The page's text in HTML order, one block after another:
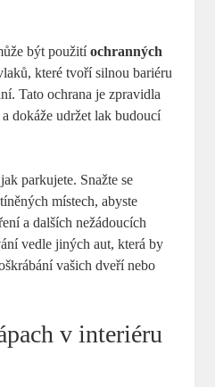
být použitíochranných
které tvoří silnou bariéru
‌Tato ochrana je zpravidla
dokáže udržet lak budoucí
parkujete. Snažte se
místech, abyste
a dalších nežádoucích
vedle jiných aut, která by
⁤vašich⁢ dveří nebo
v interiéru